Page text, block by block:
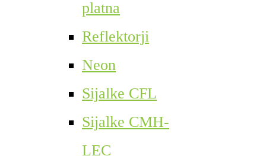
platna
Reflektorji
Neon
Sijalke CFL
Sijalke CMH-
LEC